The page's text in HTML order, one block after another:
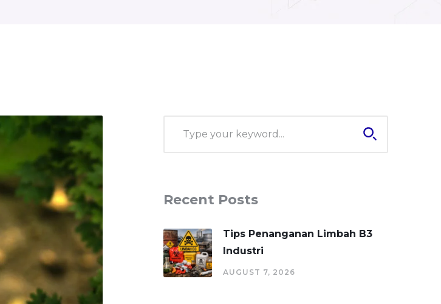
Recent Posts
Tips Penanganan Limbah B3
Industri
AUGUST 7, 2026